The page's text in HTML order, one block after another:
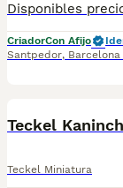
CriadorCon Afijo
Santpedor, Barcelona
Teckel
Teckel Miniatura